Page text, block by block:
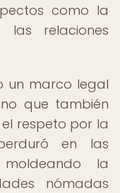
como la
relaciones
un marco legal
que también
respeto por la
en las
moldeando la
nómadas